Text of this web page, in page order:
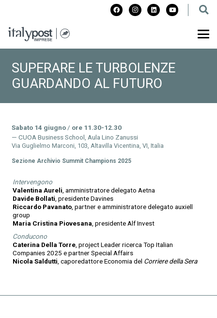
SUPERARE LE TURBOLENZE
GUARDANDO AL FUTURO
Sabato 14 giugno / ore 11.30-12.30
CUOA Business School, Aula Lino Zanussi
Via Guglielmo Marconi, 103, Altavilla Vicentina, VI, Italia
Sezione Archivio Summit Champions 2025
Intervengono
Valentina Aureli , amministratore delegato Aetna
Davide Bollati , presidente Davines
Riccardo Pavanato , partner e amministratore delegato auxiell
group
Maria Cristina Piovesana , presidente Alf Invest
Conducono
Caterina Della Torre , project Leader ricerca Top Italian
Companies 2025 e partner Special Affairs
Nicola Saldutti , caporedattore Economia del Corriere della Sera